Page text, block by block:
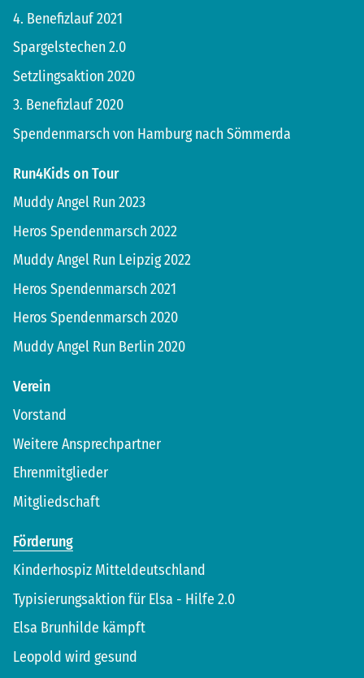
4. Benefizlauf 2021
Spargelstechen 2.0
Setzlingsaktion 2020
3. Benefizlauf 2020
Spendenmarsch von Hamburg nach Sömmerda
Run4Kids on Tour
Muddy Angel Run 2023
Heros Spendenmarsch 2022
Muddy Angel Run Leipzig 2022
Heros Spendenmarsch 2021
Heros Spendenmarsch 2020
Muddy Angel Run Berlin 2020
Verein
Vorstand
Weitere Ansprechpartner
Ehrenmitglieder
Mitgliedschaft
Förderung
Kinderhospiz Mitteldeutschland
Typisierungsaktion für Elsa - Hilfe 2.0
Elsa Brunhilde kämpft
Leopold wird gesund